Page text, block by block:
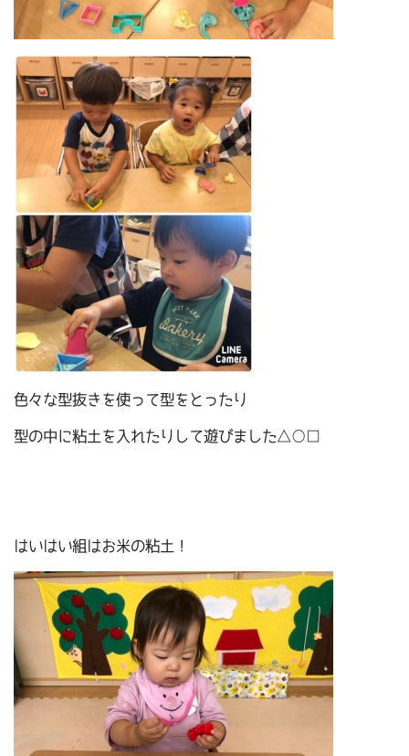
色々な型抜きを使って型をとったり
型の中に粘土を入れたりして遊びました△○□
はいはい組はお米の粘土！